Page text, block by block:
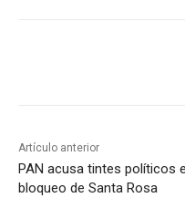
Artículo anterior
PAN acusa tintes políticos
bloqueo de Santa Rosa